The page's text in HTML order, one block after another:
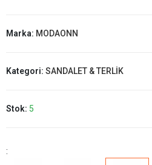
Marka: MODAONN
Kategori: SANDALET & TERLİK
Stok: 5
: